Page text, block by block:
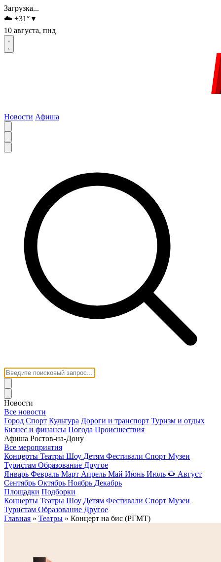
Загрузка...
☁️ +31° ▾
10 августа, пнд
Новости Афиша
Новости
Все новости
Город Спорт Культура Дороги и транспорт Туризм и отдых
Бизнес и финансы Погода Происшествия
Афиша Ростов-на-Дону
Все мероприятия
Концерты Театры Шоу Детям Фестивали Спорт Музеи
Туристам Образование Другое
Январь Февраль Март Апрель Май Июнь Июль 🌻 Август
Сентябрь Октябрь Ноябрь Декабрь
Площадки Подборки
Концерты Театры Шоу Детям Фестивали Спорт Музеи
Туристам Образование Другое
Главная » Театры » Концерт на бис (РГМТ)